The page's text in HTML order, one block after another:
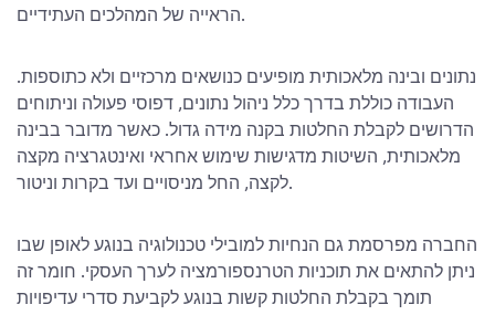
הראייה של המהלכים העתידיים.
נתונים ובינה מלאכותית מופיעים כנושאים מרכזיים ולא כתוספות.
העבודה כוללת בדרך כלל ניהול נתונים, דפוסי פעולה וניתוחים
הדרושים לקבלת החלטות בקנה מידה גדול. כאשר מדובר בבינה
מלאכותית, השיטות מדגישות שימוש אחראי ואינטגרציה מקצה
לקצה, החל מניסויים ועד בקרות וניטור.
החברה מפרסמת גם הנחיות למובילי טכנולוגיה בנוגע לאופן שבו
ניתן להתאים את תוכניות הטרנספורמציה לערך העסקי. חומר זה
תומך בקבלת החלטות קשות בנוגע לקביעת סדרי עדיפויות